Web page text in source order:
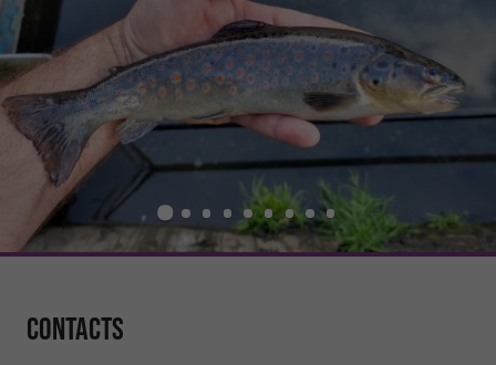
Contacts